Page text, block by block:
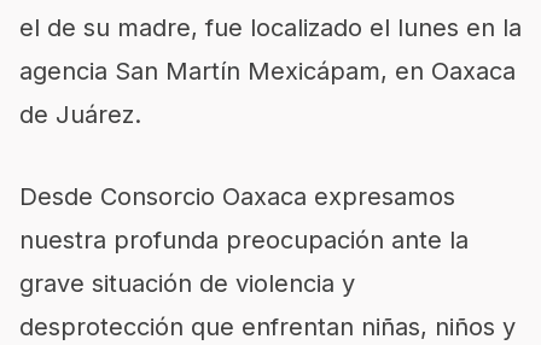
el de su madre, fue localizado el lunes en la
agencia San Martín Mexicápam, en Oaxaca
de Juárez.
Desde Consorcio Oaxaca expresamos
nuestra profunda preocupación ante la
grave situación de violencia y
desprotección que enfrentan niñas, niños y